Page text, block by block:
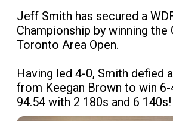
Jeff Smith has secured a
Championship by winning the
Toronto Area Open.
Having led 4-0, Smith defied
from Keegan Brown to win 6-
94.54 with 2 180s and 6 140s!